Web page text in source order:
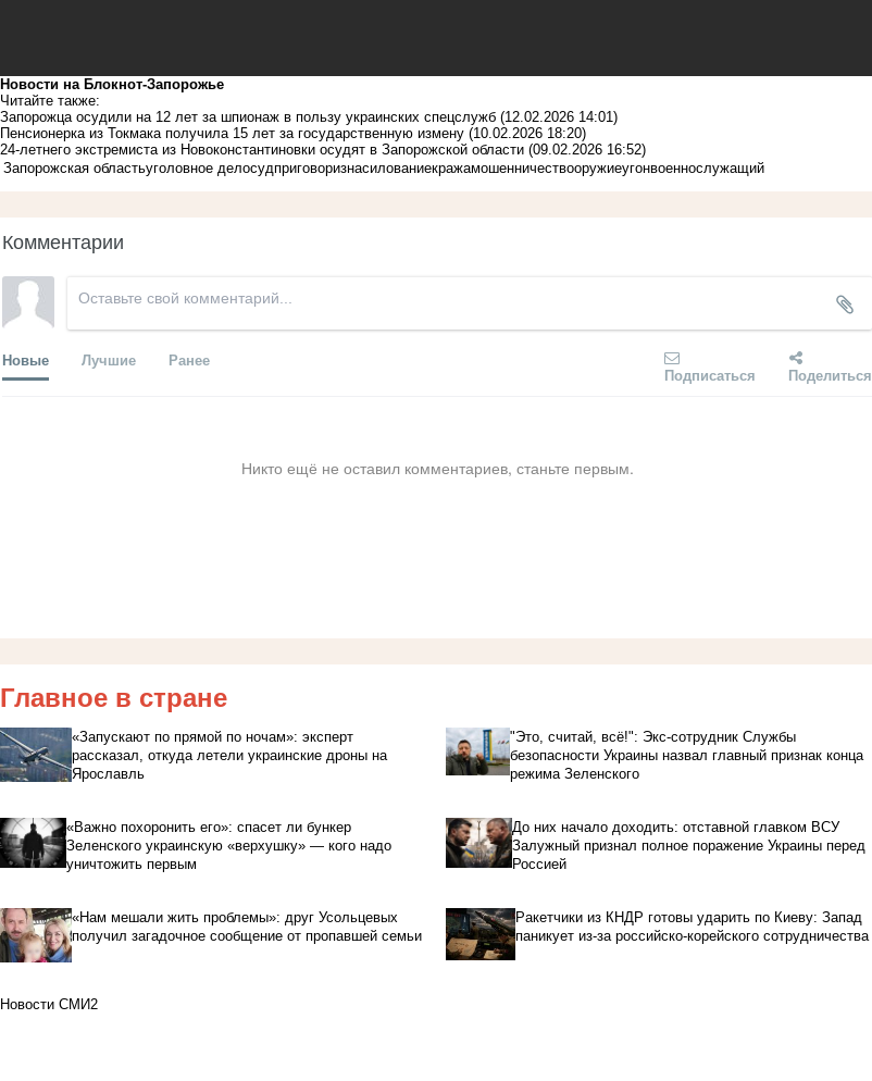
Новости на Блoкнoт-Запорожье
Читайте также:
Запорожца осудили на 12 лет за шпионаж в пользу украинских спецслужб (12.02.2026 14:01)
Пенсионерка из Токмака получила 15 лет за государственную измену (10.02.2026 18:20)
24-летнего экстремиста из Новоконстантиновки осудят в Запорожской области (09.02.2026 16:52)
Запорожская областьуголовное делосудприговоризнасилованиекражамошенничествооружиеугонвоеннослужащий
Комментарии
Новые Лучшие Ранее
Подписаться Поделиться
Никто ещё не оставил комментариев, станьте первым.
Главное в стране
«Запускают по прямой по ночам»: эксперт
рассказал, откуда летели украинские дроны на
Ярославль
"Это, считай, всё!": Экс-сотрудник Службы
безопасности Украины назвал главный признак конца
режима Зеленского
«Важно похоронить его»: спасет ли бункер
Зеленского украинскую «верхушку» — кого надо
уничтожить первым
До них начало доходить: отставной главком ВСУ
Залужный признал полное поражение Украины перед
Россией
«Нам мешали жить проблемы»: друг Усольцевых
получил загадочное сообщение от пропавшей семьи
Ракетчики из КНДР готовы ударить по Киеву: Запад
паникует из-за российско-корейского сотрудничества
Новости СМИ2